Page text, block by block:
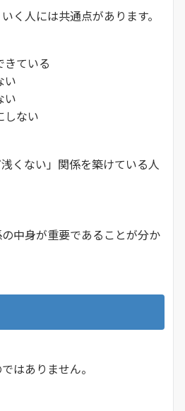
く人には共通点があります。
きている
い
い
しない
くない」関係を築けている人
中身が重要であることが分か
はありません。